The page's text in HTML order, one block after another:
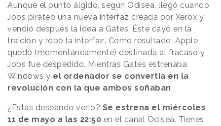
Aunque el punto álgido, según Odisea, llegó cuando
Jobs pirateó una nueva interfaz creada por Xerox y
vendió después la idea a Gates. Éste cayó en la
traición y robó la interfaz. Como resultado, Apple
quedó (momentáneamente) destinada al fracaso y
Jobs fue despedido. Mientras Gates estrenaba
Windows y el ordenador se convertía en la
revolución con la que ambos soñaban.
¿Estás deseando verlo? Se estrena el miércoles
11 de mayo a las 22:50 en el canal Odisea. Tienes